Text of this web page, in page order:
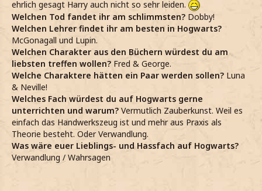
ehrlich gesagt Harry auch nicht so sehr leiden.
Welchen Tod fandet ihr am schlimmsten? Dobby!
Welchen Lehrer findet ihr am besten in Hogwarts?
McGonagall und Lupin.
Welchen Charakter aus den Büchern würdest du am
liebsten treffen wollen? Fred & George.
Welche Charaktere hätten ein Paar werden sollen? Luna
& Neville!
Welches Fach würdest du auf Hogwarts gerne
unterrichten und warum? Vermutlich Zauberkunst. Weil es
einfach das Handwerkszeug ist und mehr aus Praxis als
Theorie besteht. Oder Verwandlung.
Was wäre euer Lieblings- und Hassfach auf Hogwarts?
Verwandlung / Wahrsagen